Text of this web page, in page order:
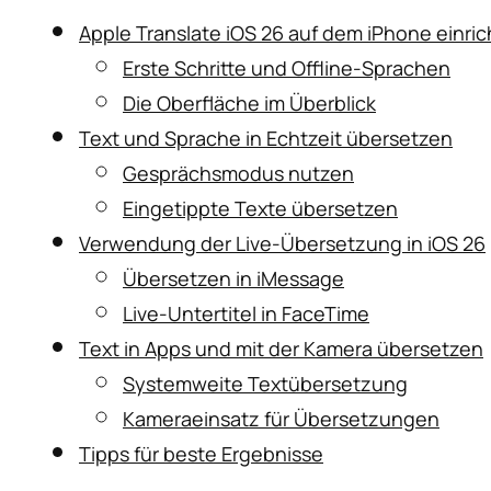
Apple Translate iOS 26 auf dem iPhone
Erste Schritte und Offline-Sprachen
Die Oberfläche im Überblick
Text und Sprache in Echtzeit übersetzen
Gesprächsmodus nutzen
Eingetippte Texte übersetzen
Verwendung der Live-Übersetzung in iOS 26
Übersetzen in iMessage
Live-Untertitel in FaceTime
Text in Apps und mit der Kamera übersetzen
Systemweite Textübersetzung
Kameraeinsatz für Übersetzungen
Tipps für beste Ergebnisse